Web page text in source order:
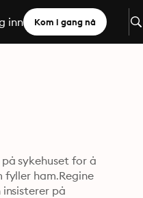
inn Kom i gang nå
sykehuset for å
fyller ham.Regine
på